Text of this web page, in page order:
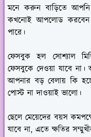
মনে করুন বাড়িতে
কখনোই আপলোড করবেন
পারে।
ফেসবুক হল সোশ্যাল
ফেসবুকে দেওয়া যাবে
আপনার বড় বেলায় কি
পোস্ট না দাওয়াই ভালো।
ছেলে মেয়েদের বয়স
যাবে না, এতে ক্ষতির